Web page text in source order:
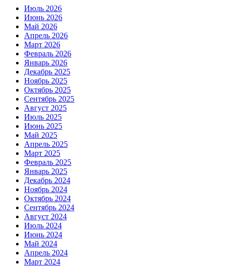
Июль 2026
Июнь 2026
Май 2026
Апрель 2026
Март 2026
Февраль 2026
Январь 2026
Декабрь 2025
Ноябрь 2025
Октябрь 2025
Сентябрь 2025
Август 2025
Июль 2025
Июнь 2025
Май 2025
Апрель 2025
Март 2025
Февраль 2025
Январь 2025
Декабрь 2024
Ноябрь 2024
Октябрь 2024
Сентябрь 2024
Август 2024
Июль 2024
Июнь 2024
Май 2024
Апрель 2024
Март 2024